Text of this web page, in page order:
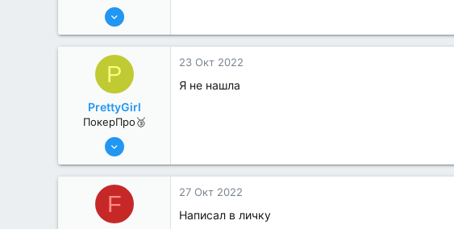
11 Авг 2022
0
P
PrettyGirl
ПокерПро🥉
11 Авг 2022
0
23 Окт 2022
Я не нашла
F 27 Окт 2022
Написал в личку